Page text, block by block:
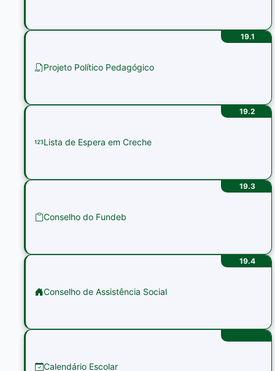
19.1
Projeto Político Pedagógico
19.2
Lista de Espera em Creche
19.3
Conselho do Fundeb
19.4
Conselho de Assistência Social
Calendário Escolar